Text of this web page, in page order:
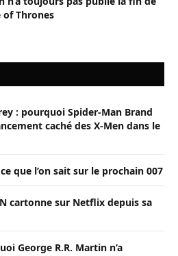
of Thrones
: pourquoi Spider-Man Brand
caché des X-Men dans le
que l’on sait sur le prochain 007
cartonne sur Netflix depuis sa
George R.R. Martin n’a